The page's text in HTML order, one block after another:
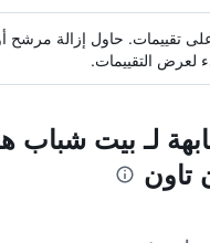
على تقييمات. حاول إزالة مرشح
التقييمات.
لـ بيت شباب
تاون